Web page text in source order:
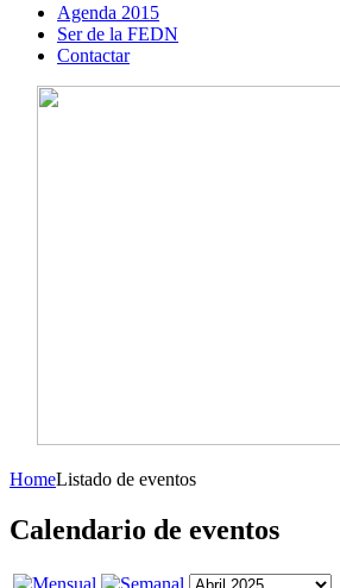
Agenda 2015
Ser de la FEDN
Contactar
HomeListado de eventos
Calendario de eventos